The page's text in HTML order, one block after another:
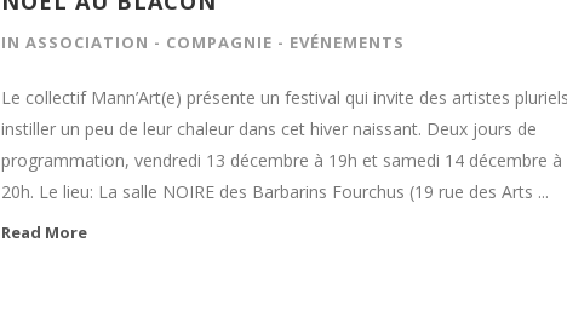
IN ASSOCIATION - COMPAGNIE - EVÉNEMENTS
Le collectif Mann’Art(e) présente un festival qui invite des artistes
instiller un peu de leur chaleur dans cet hiver naissant. Deux jours de
programmation, vendredi 13 décembre à 19h et samedi 14 décembre à
20h. Le lieu: La salle NOIRE des Barbarins Fourchus (19 rue des Arts ...
Read More